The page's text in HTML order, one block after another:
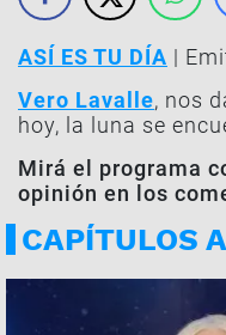
ASÍ ES TU DÍA |
Vero Lavalle, nos
hoy, la luna se
Mirá el programa
opinión en los
CAPÍTULOS